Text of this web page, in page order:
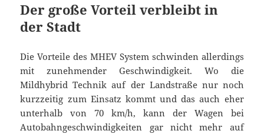
Der große Vorteil verbleibt in
der Stadt
Die Vorteile des MHEV System schwinden allerdings
mit zunehmender Geschwindigkeit. Wo die
Mildhybrid Technik auf der Landstraße nur noch
kurzzeitig zum Einsatz kommt und das auch eher
unterhalb von 70 km/h, kann der Wagen bei
Autobahngeschwindigkeiten gar nicht mehr auf